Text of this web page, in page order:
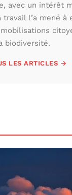
avec un intérêt
travail l’a mené
biodiversité.
LES ARTICLES →